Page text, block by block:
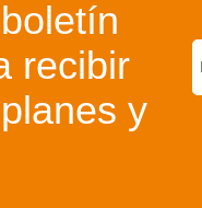
recibir
y